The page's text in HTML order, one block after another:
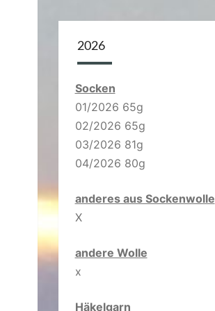
2026
Socken
01/2026 65g
02/2026 65g
03/2026 81g
04/2026 80g
anderes aus Sockenwolle
X
andere Wolle
x
Häkelgarn